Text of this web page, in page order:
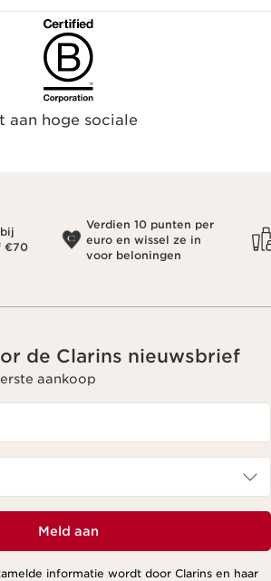
hoge sociale
€70
Verdien 10 punten per
euro en wissel ze in
voor beloningen
de Clarins nieuwsbrief
aankoop
Meld aan
informatie wordt door Clarins en haar